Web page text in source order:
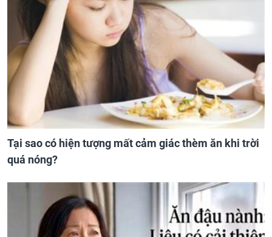
Tại sao có hiện tượng mất cảm giác thèm ăn khi trời
quá nóng?